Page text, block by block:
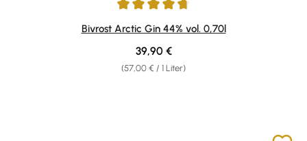
Durchschnittliche Bewertung von 4.8 von 5 Sternen
Bivrost Arctic Gin 44% vol. 0,70l
(57,00 € / 1 Liter)
Regulärer Preis:
39,90 €